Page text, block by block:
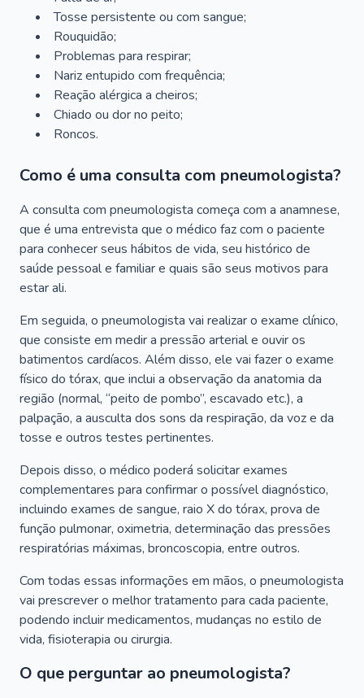
Tosse persistente ou com sangue;
Rouquidão;
Problemas para respirar;
Nariz entupido com frequência;
Reação alérgica a cheiros;
Chiado ou dor no peito;
Roncos.
Como é uma consulta com pneumologista?
A consulta com pneumologista começa com a anamnese,
que é uma entrevista que o médico faz com o paciente
para conhecer seus hábitos de vida, seu histórico de
saúde pessoal e familiar e quais são seus motivos para
estar ali.
Em seguida, o pneumologista vai realizar o exame clínico,
que consiste em medir a pressão arterial e ouvir os
batimentos cardíacos. Além disso, ele vai fazer o exame
físico do tórax, que inclui a observação da anatomia da
região (normal, “peito de pombo”, escavado etc.), a
palpação, a ausculta dos sons da respiração, da voz e da
tosse e outros testes pertinentes.
Depois disso, o médico poderá solicitar exames
complementares para confirmar o possível diagnóstico,
incluindo exames de sangue, raio X do tórax, prova de
função pulmonar, oximetria, determinação das pressões
respiratórias máximas, broncoscopia, entre outros.
Com todas essas informações em mãos, o pneumologista
vai prescrever o melhor tratamento para cada paciente,
podendo incluir medicamentos, mudanças no estilo de
vida, fisioterapia ou cirurgia.
O que perguntar ao pneumologista?